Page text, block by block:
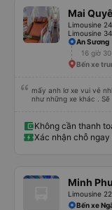
Mai
Limousine
Limousine
An Sương
16 giờ
Bến xe
mấy anh lơ xe vui vẻ
như những xe khác .
Không cần thanh
Xác nhận chỗ ngay
Minh
Limousine
Bến xe